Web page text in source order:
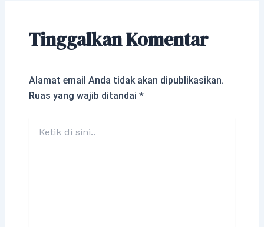
Tinggalkan Komentar
Alamat email Anda tidak akan dipublikasikan.
Ruas yang wajib ditandai *